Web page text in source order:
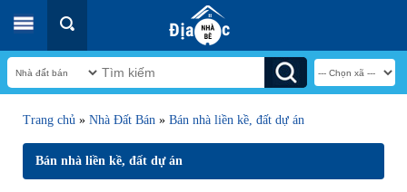
Trang chủ » Nhà Đất Bán » Bán nhà liền kề, đất dự án
Bán nhà liền kề, đất dự án